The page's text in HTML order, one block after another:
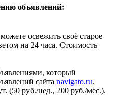
объявлений:
освежить своё старое
на 24 часа. Стоимость
который
сайта navigato.ru.
(50 руб./нед., 200 руб./мес.).